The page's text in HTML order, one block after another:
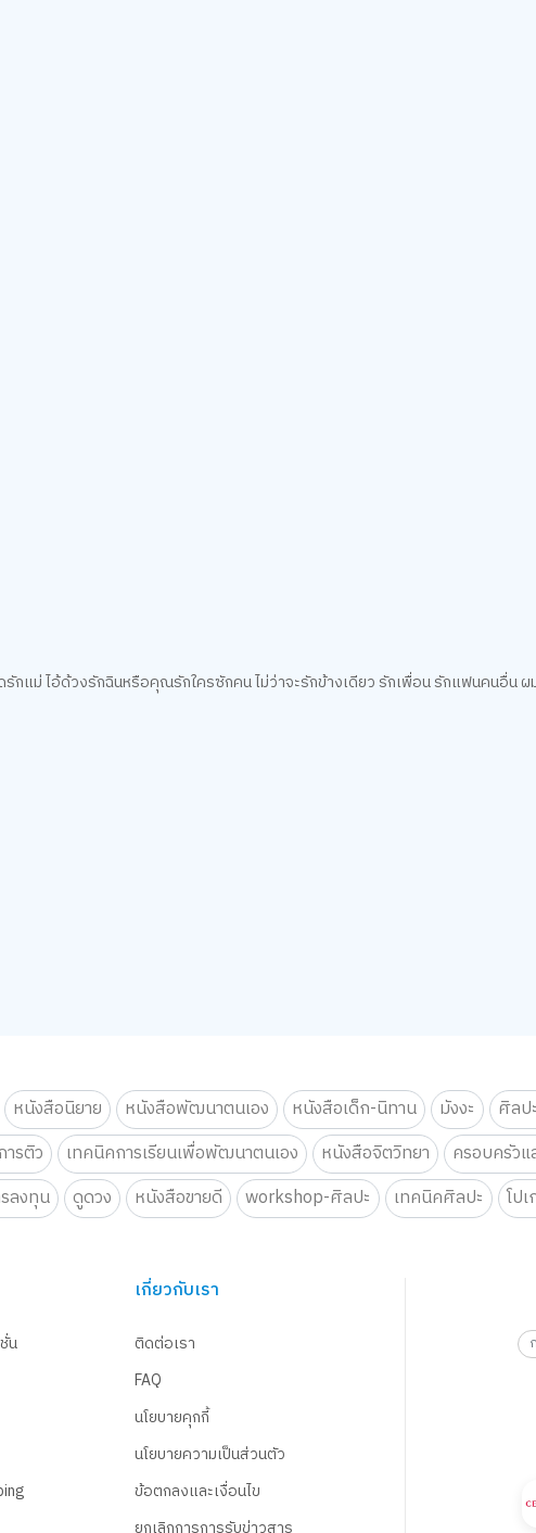
กแม่ ไอ้ด้วงรักฉินหรือคุณรักใครซักคน ไม่ว่าจะรักข้างเดียว รักเพื่อน รักแฟนคนอื่น ผ
หนังสือนิยาย หนังสือพัฒนาตนเอง หนังสือเด็ก-นิทาน มังงะ ศิลป
ารติว เทคนิคการเรียนเพื่อพัฒนาตนเอง หนังสือจิตวิทยา ครอบครัวแ
ลงทุน ดูดวง หนังสือขายดี workshop-ศิลปะ เทคนิคศิลปะ โป
น
เกี่ยวกับเรา
ติดต่อเรา
FAQ
นโยบายคุกกี้
นโยบายความเป็นส่วนตัว
ข้อตกลงและเงื่อนไข